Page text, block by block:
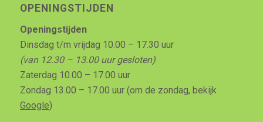
OPENINGSTIJDEN
Openingstijden
Dinsdag t/m vrijdag 10.00 – 17.30 uur
(van 12.30 – 13.00 uur gesloten)
Zaterdag 10.00 – 17.00 uur
Zondag 13.00 – 17.00 uur (om de zondag, bekijk
Google)